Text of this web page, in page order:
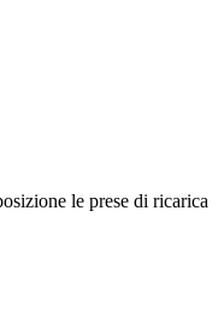
le prese di ricarica